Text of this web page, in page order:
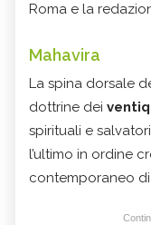
Roma e la
Mahavira
La spina dorsale
dottrine dei
spirituali e
l’ultimo in ordine
contemporaneo